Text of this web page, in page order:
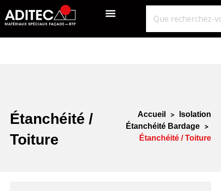
Étanchéité /
Toiture
Accueil >
Isolation
Étanchéité Bardage >
Étanchéité / Toiture